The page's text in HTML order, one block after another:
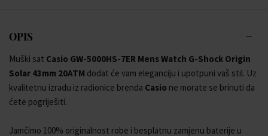
OPIS
Muški sat Casio GW-5000HS-7ER Mens Watch G-Shock Origin
Solar 43mm 20ATM dodat će vam eleganciju i upotpuni vaš stil. Uz
kvalitetnu izradu iz radionice brenda Casio ne morate se brinuti da
ćete pogriješiti.
Jamčimo 100% originalnost robe i besplatnu zamjenu baterije u